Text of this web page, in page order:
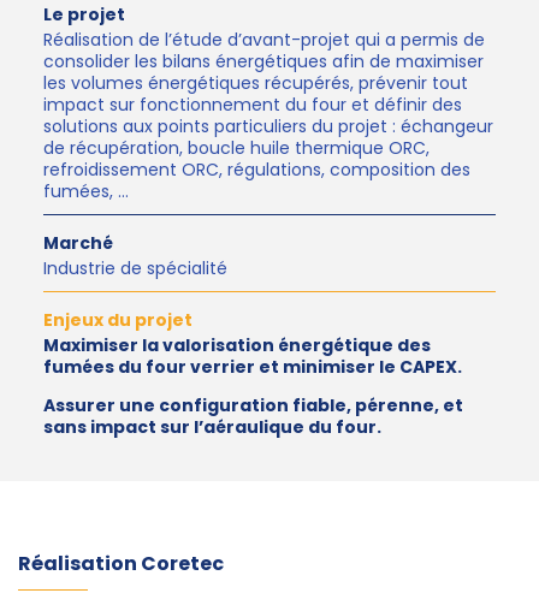
Le projet
Réalisation de l’étude d’avant-projet qui a permis de
consolider les bilans énergétiques afin de maximiser
les volumes énergétiques récupérés, prévenir tout
impact sur fonctionnement du four et définir des
solutions aux points particuliers du projet : échangeur
de récupération, boucle huile thermique ORC,
refroidissement ORC, régulations, composition des
fumées, …
Marché
Industrie de spécialité
Enjeux du projet
Maximiser la valorisation énergétique des
fumées du four verrier et minimiser le CAPEX.
Assurer une configuration fiable, pérenne, et
sans impact sur l’aéraulique du four.
Réalisation Coretec